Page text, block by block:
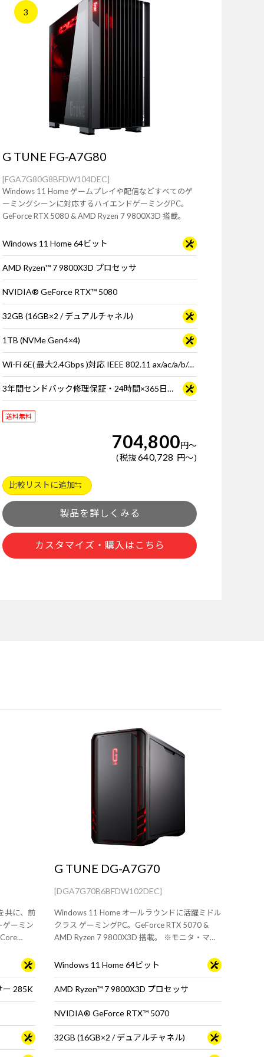
3
G TUNE FG-A7G80
[FGA7G80G8BFDW104DEC]
Windows 11 Home ゲームプレイや配信などすべてのゲ
ーミングシーンに対応するハイエンドゲーミングPC。
GeForce RTX 5080 & AMD Ryzen 7 9800X3D 搭載。
Windows 11 Home 64ビット
AMD Ryzen™ 7 9800X3D プロセッサ
NVIDIA® GeForce RTX™ 5080
32GB (16GB×2 / デュアルチャネル)
1TB (NVMe Gen4×4)
Wi-Fi 6E( 最大2.4Gbps )対応 IEEE 802.11 ax/ac/a/b/g/n準拠 ＋ Bluetooth 5内蔵
3年間センドバック修理保証・24時間×365日電話サポート
送料無料
704,800円～
税抜 640,728 円～
比較リストに追加
製品を詳しくみる
カスタマイズ・購入はこちら
共に、前
ゲーミン
ー 285K
G TUNE DG-A7G70
[DGA7G70B6BFDW102DEC]
Windows 11 Home オールラウンドに活躍ミドル
クラス ゲーミングPC。GeForce RTX 5070 &
AMD Ryzen 7 9800X3D 搭載。 ※モニタ・マウ
Windows 11 Home 64ビット
AMD Ryzen™ 7 9800X3D プロセッサ
NVIDIA® GeForce RTX™ 5070
32GB (16GB×2 / デュアルチャネル)